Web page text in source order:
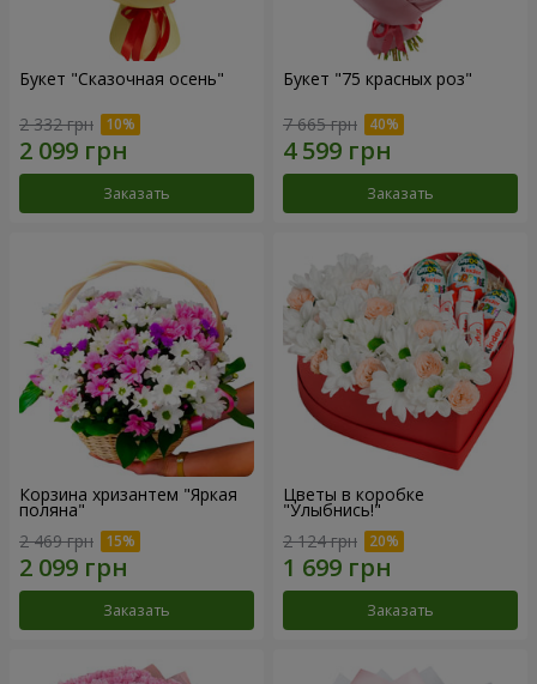
Букет "Сказочная осень"
2 332 грн
Заказать
Букет "75 красных роз"
7 665 грн
Заказать
Корзина хризантем "Яркая
поляна"
2 469 грн
Заказать
Цветы в коробке
"Улыбнись!"
2 124 грн
Заказать